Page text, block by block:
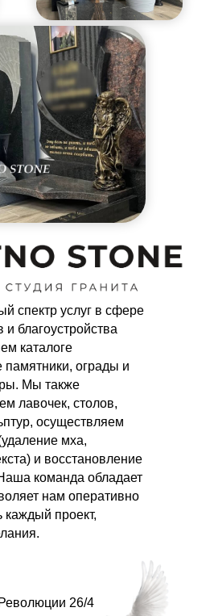
спектр услуг в сфере
и благоустройства
каталоге
ограды и
Мы также
лавочек, столов,
осуществляем
мха,
и восстановление
команда обладает
нам оперативно
каждый проект,
26/4